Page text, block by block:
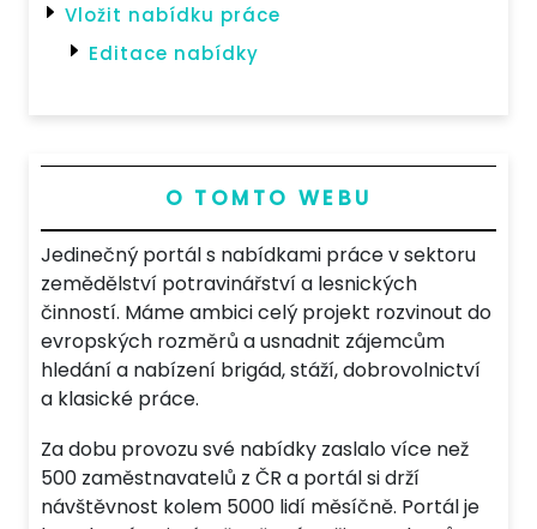
Vložit nabídku práce
Editace nabídky
O TOMTO WEBU
Jedinečný portál s nabídkami práce v sektoru
zemědělství potravinářství a lesnických
činností. Máme ambici celý projekt rozvinout do
evropských rozměrů a usnadnit zájemcům
hledání a nabízení brigád, stáží, dobrovolnictví
a klasické práce.
Za dobu provozu své nabídky zaslalo více než
500 zaměstnavatelů z ČR a portál si drží
návštěvnost kolem 5000 lidí měsíčně. Portál je